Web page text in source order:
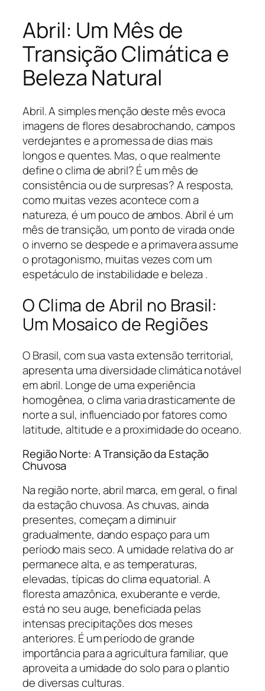
Abril: Um Mês de
Transição Climática e
Beleza Natural
Abril. A simples menção deste mês evoca
imagens de flores desabrochando, campos
verdejantes e a promessa de dias mais
longos e quentes. Mas, o que realmente
define o clima de abril? É um mês de
consistência ou de surpresas? A resposta,
como muitas vezes acontece com a
natureza, é um pouco de ambos. Abril é um
mês de transição, um ponto de virada onde
o inverno se despede e a primavera assume
o protagonismo, muitas vezes com um
espetáculo de instabilidade e beleza .
O Clima de Abril no Brasil:
Um Mosaico de Regiões
O Brasil, com sua vasta extensão territorial,
apresenta uma diversidade climática notável
em abril. Longe de uma experiência
homogênea, o clima varia drasticamente de
norte a sul, influenciado por fatores como
latitude, altitude e a proximidade do oceano.
Região Norte: A Transição da Estação
Chuvosa
Na região norte, abril marca, em geral, o final
da estação chuvosa. As chuvas, ainda
presentes, começam a diminuir
gradualmente, dando espaço para um
período mais seco. A umidade relativa do ar
permanece alta, e as temperaturas,
elevadas, típicas do clima equatorial. A
floresta amazônica, exuberante e verde,
está no seu auge, beneficiada pelas
intensas precipitações dos meses
anteriores. É um período de grande
importância para a agricultura familiar, que
aproveita a umidade do solo para o plantio
de diversas culturas.